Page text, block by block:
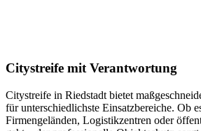
Citystreife mit Verantwortung
Citystreife in Riedstadt bietet
für unterschiedlichste Einsatzbereiche. Ob
Firmengeländen, Logistikzentren oder